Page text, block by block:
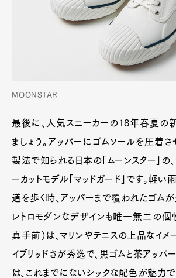
MOONSTAR
最後に、人気スニーカーの18年春夏の
ましょう。アッパーにゴムソールを圧着
製法で知られる日本の「ムーンスター」
ーカットモデル「マッドガード」です。軽
道を歩く時、アッパーまで覆われたゴムが
レトロモダンなデザインも唯一無二の個
真手前）は、マリンやテニスの上品なイ
イブリッドさが秀逸で、黒ゴムと茶アッパ
は、これまでにないシックな配色が魅力で